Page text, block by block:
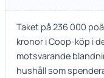
Taket på 236 000
kronor i Coop-köp i
motsvarande
hushåll som